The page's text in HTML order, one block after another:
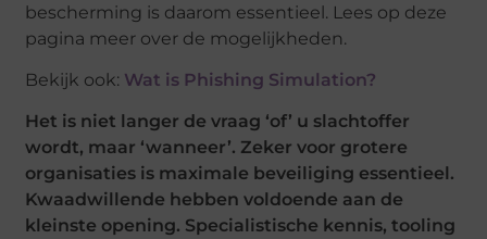
bescherming is daarom essentieel. Lees op deze
pagina meer over de mogelijkheden.
Bekijk ook: Wat is Phishing Simulation?
Het is niet langer de vraag ‘of’ u slachtoffer
wordt, maar ‘wanneer’. Zeker voor grotere
organisaties is maximale beveiliging essentieel.
Kwaadwillende hebben voldoende aan de
kleinste opening. Specialistische kennis, tooling